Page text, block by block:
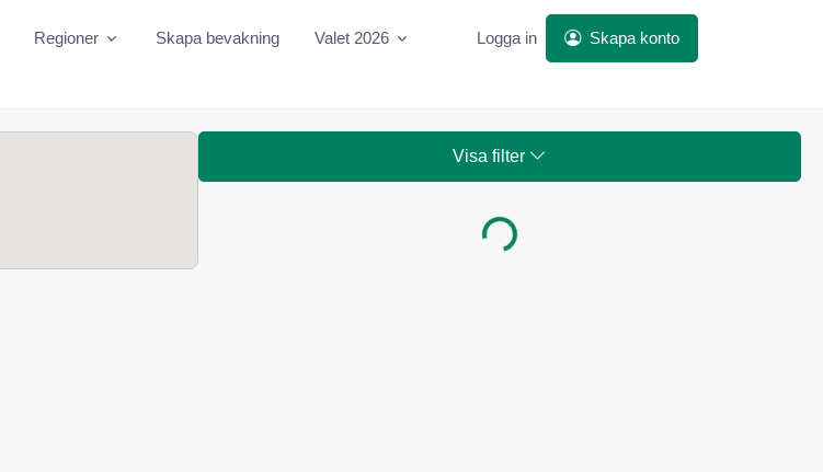
Regioner Skapa bevakning Valet 2026 Logga in Skapa konto
Visa filter
Laddar...